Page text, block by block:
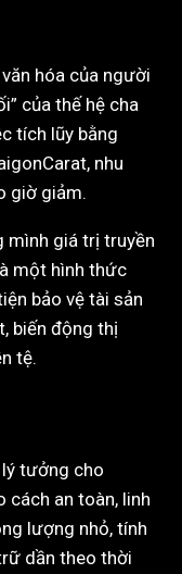
hóa của người
của thế hệ cha
tích lũy bằng
nhu
giờ giảm.
mình giá trị truyền
một hình thức
bảo vệ tài sản
biến động thị
tệ.
tưởng cho
cách an toàn, linh
lượng nhỏ, tính
dần theo thời